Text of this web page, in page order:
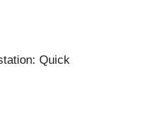
Quick